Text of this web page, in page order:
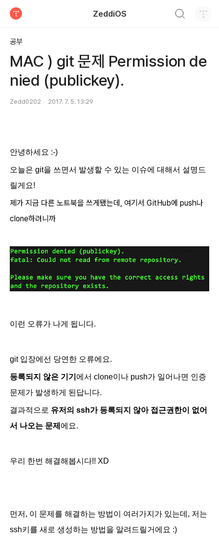
ZeddiOS
공부
MAC ) git 문제 Permission de
nied (publickey).
Zedd0202 2017. 7. 5. 13:29
안녕하세요 :-)
오늘은 git을 쓰면서 발생할 수 있는 이슈에 대해서 설명드
릴게요!
제가 지금 다른 노트북을 쓰게됐는데, 여기서 GitHub에 push나
clone하려니까
이런 오류가 나게 됩니다.
git 입장에선 당연한 오류에요.
등록되지 않은 기기 에서 clone이나 push가 일어나면 인증
문제가 발생하게 된답니다.
결과적으로 유저의 ssh가 등록되지 않아 접근권한이 없어
서 나오는 문제 에요.
우리 한번 해결해봅시다!! XD
먼저, 이 문제를 해결하는 방법이 여러가지가 있는데, 저는
ssh키를 새로 생성하는 방법을 알려드릴거에요 :)